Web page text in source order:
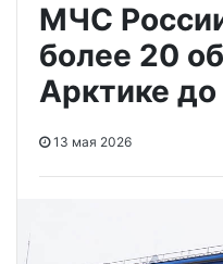
МЧС
более 20
Арктике
13 мая 2026